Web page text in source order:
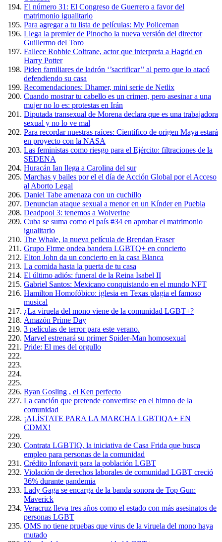
El número 31: El Congreso de Guerrero a favor del
matrimonio igualitario
Para agregar a tu lista de películas: My Policeman
Llega la premier de Pinocho la nueva versión del director
Guillermo del Toro
Fallece Robbie Coltrane, actor que interpreta a Hagrid en
Harry Potter
Piden familiares de ladrón ‘’sacrificar’’ al perro que lo atacó
defendiendo su casa
Recomendaciones: Dhamer, mini serie de Netlix
Cuando mostrar tu cabello es un crimen, pero asesinar a una
mujer no lo es: protestas en Irán
Diputada transexual de Morena declara que es una trabajadora
sexual y no lo ve mal
Para recordar nuestras raíces: Científico de origen Maya estará
en proyecto con la NASA
Las feministas como riesgo para el Ejército: filtraciones de la
SEDENA
Huracán Ian llega a Carolina del sur
Marchas y bailes por el el día de Acción Global por el Acceso
al Aborto Legal
Daniel Tabe amenaza con un cuchillo
Denuncian ataque sexual a menor en un Kínder en Puebla
Deadpool 3: tenemos a Wolverine
Cuba se suma como el país #34 en aprobar el matrimonio
igualitario
The Whale, la nueva película de Brendan Fraser
Grupo Firme ondea bandera LGBTQ+ en concierto
Elton John da un concierto en la casa Blanca
La comida hasta la puerta de tu casa
El último adiós: funeral de la Reina Isabel II
Gabriel Santos: Mexicano conquistando en el mundo NFT
Hamilton Homofóbico: iglesia en Texas plagia el famoso
musical
¿La viruela del mono viene de la comunidad LGBT+?
Amazón Prime Day
3 películas de terror para este verano.
Marvel estrenará su primer Spider-Man homosexual
Pride: El mes del orgullo
Ryan Gosling , el Ken perfecto
La canción que pretende convertirse en el himno de la
comunidad
¡ALÍSTATE PARA LA MARCHA LGBTIQA+ EN
CDMX!
Contrata LGBTIQ, la iniciativa de Casa Frida que busca
empleo para personas de la comunidad
Crédito Infonavit para la población LGBT
Violación de derechos laborales de comunidad LGBT creció
36% durante pandemia
Lady Gaga se encarga de la banda sonora de Top Gun:
Maverick
Veracruz lleva tres años como el estado con más asesinatos de
personas LGBT
OMS no tiene pruebas que virus de la viruela del mono haya
mutado